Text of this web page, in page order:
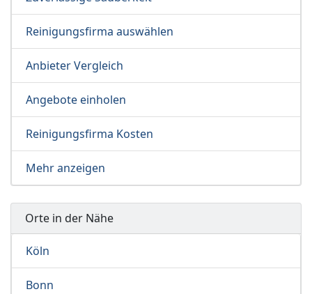
Reinigungsfirma auswählen
Anbieter Vergleich
Angebote einholen
Reinigungsfirma Kosten
Mehr anzeigen
Orte in der Nähe
Köln
Bonn